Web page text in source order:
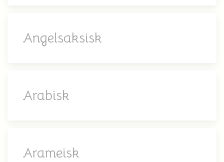
Angelsaksisk
Arabisk
Arameisk